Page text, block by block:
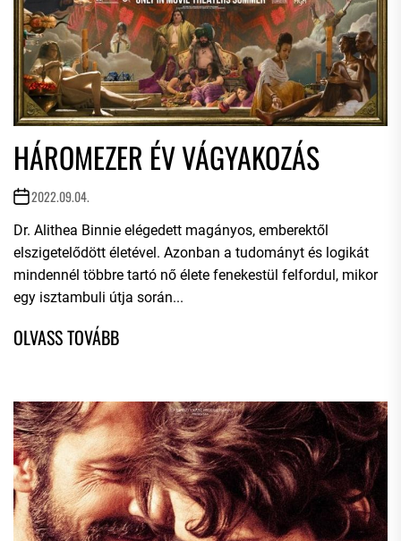
HÁROMEZER ÉV VÁGYAKOZÁS
2022.09.04.
Dr. Alithea Binnie elégedett magányos, emberektől
elszigetelődött életével. Azonban a tudományt és logikát
mindennél többre tartó nő élete fenekestül felfordul, mikor
egy isztambuli útja során...